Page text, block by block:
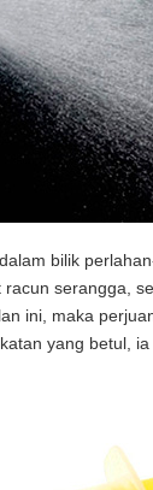
bilik
serangga,
ini, maka
yang betul,